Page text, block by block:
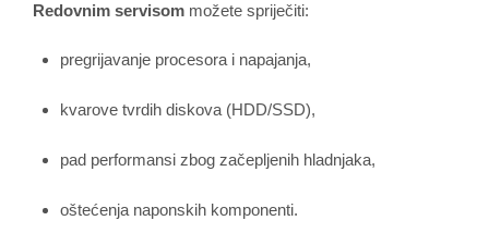
Redovnim servisom možete spriječiti:
pregrijavanje procesora i napajanja,
kvarove tvrdih diskova (HDD/SSD),
pad performansi zbog začepljenih hladnjaka,
oštećenja naponskih komponenti.